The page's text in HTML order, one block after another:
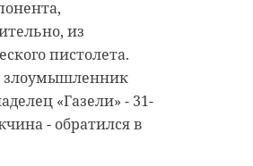
из
пистолета.
злоумышленник
«Газели» - 31-
- обратился в
момент строители
конструкций.
уложили плиты
этажа, сделали
и утепление. К
завершатся работы
форум
культур.
Минобрнауки
секцию
ценности как